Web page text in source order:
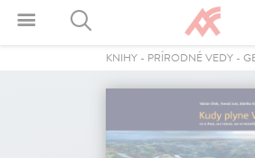
KNIHY - PRÍRODNÉ VEDY -